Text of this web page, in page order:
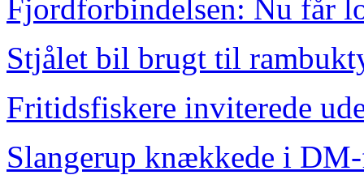
Fjordforbindelsen: Nu får
Stjålet bil brugt til
Fritidsfiskere inviterede
Slangerup knækkede i